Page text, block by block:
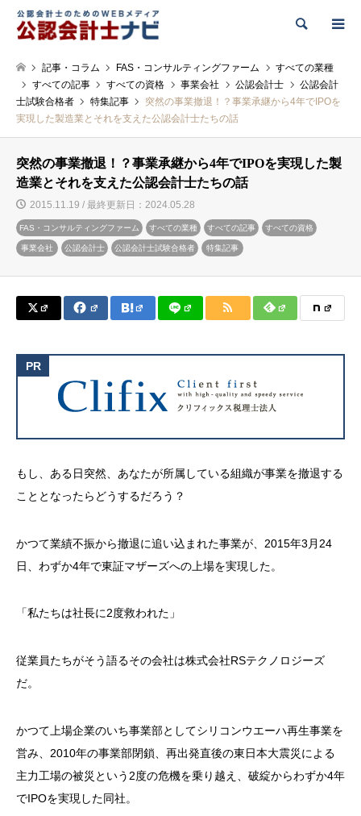
検索
記事・コラム FAS・コンサルティングファーム
すべての業種
すべての記事
すべての資格 事業会社 公認会計士
公認会計
士試験合格者
特集記事
突然の事業撤退！？事業承継から4年でIPOを
実現した製造業とそれを支えた公認会計士たちの話
突然の事業撤退！？事業承継から4年でIPOを実現した製
造業とそれを支えた公認会計士たちの話
2015.11.19 / 最終更新日：2024.05.28
FAS・コンサルティングファーム すべての業種 すべての記事 すべての資格
事業会社 公認会計士 公認会計士試験合格者 特集記事
もし、ある日突然、あなたが所属している組織が事業を撤退する
こととなったらどうするだろう？
かつて業績不振から撤退に追い込まれた事業が、2015年3月24
日、わずか4年で東証マザーズへの上場を実現した。
「私たちは社長に2度救われた」
従業員たちがそう語るその会社は株式会社RSテクノロジーズ
だ。
かつて上場企業のいち事業部としてシリコンウエーハ再生事業を
営み、2010年の事業部閉鎖、再出発直後の東日本大震災による
主力工場の被災という2度の危機を乗り越え、破綻からわずか4年
でIPOを実現した同社。